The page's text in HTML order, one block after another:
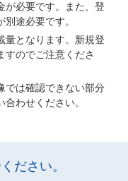
が必要です。また、登
途必要です。
量となります。新規登
すのでご注意くださ
では確認できない部分
わせください。
ださい。